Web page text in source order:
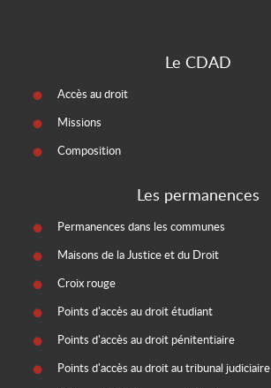
Le CDAD
Accès au droit
Missions
Composition
Les permanences
Permanences dans les communes
Maisons de la Justice et du Droit
Croix rouge
Points d'accès au droit étudiant
Points d'accès au droit pénitentiaire
Points d'accès au droit au tribunal judiciaire